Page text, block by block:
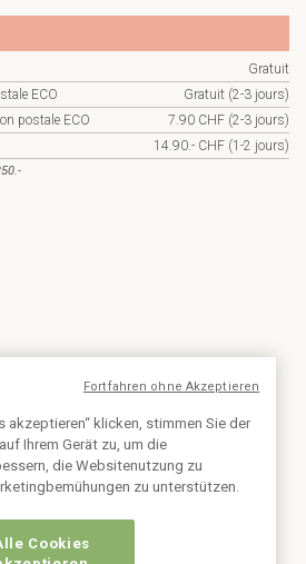
Gratuit
ECO
Gratuit (2-3 jours)
postale ECO
7.90 CHF (2-3 jours)
14.90.- CHF (1-2 jours)
Newsletter
akzeptieren“ klicken, stimmen Sie der
Ihrem Gerät zu, um die
die Websitenutzung zu
zu unterstützen.
Cookies
Fortfahren ohne Akzeptieren